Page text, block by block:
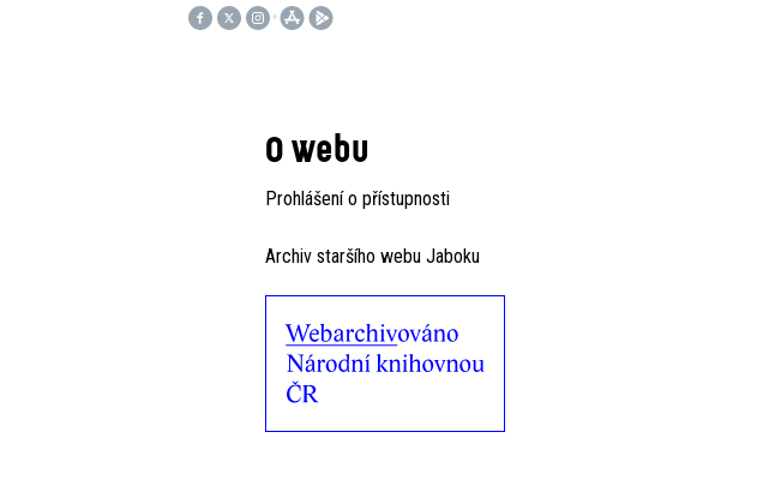
O webu
Prohlášení o přístupnosti
Archiv staršího webu Jaboku